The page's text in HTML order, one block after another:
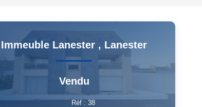
Immeuble Lanester , Lanester
Vendu
Réf : 38